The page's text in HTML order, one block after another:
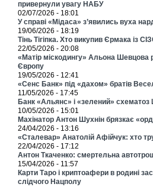
привернули увагу НАБУ
02/07/2026 - 18:01
У справі «Мідаса» з’явились вуха
19/06/2026 - 18:19
Тінь Тігіпка. Хто викупив Єрмака із
22/05/2026 - 20:08
«Матір міскодингу» Альона Шевцова
Європу
19/05/2026 - 12:41
«Сенс Банк» під «дахом» братів
11/05/2026 - 17:45
Банк «Альянс» і «зелений»
10/05/2026 - 15:01
Махінатор Антон Шухнін брязкає
24/04/2026 - 13:16
«Сталевар» Анатолій Афійчук: хто
22/04/2026 - 17:12
Антон Ткаченко: смертельна
15/04/2026 - 11:57
Карти Таро і криптоафери в родині
слідчого Нацполу